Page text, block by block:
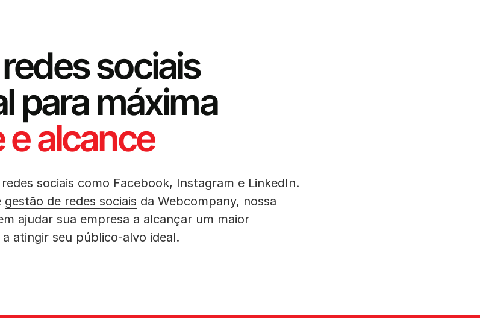
sociais
para máxima
alcance
sociais como Facebook, Instagram e LinkedIn.
gestão de redes sociais da Webcompany, nossa
ajudar sua empresa a alcançar um maior
atingir seu público-alvo ideal.